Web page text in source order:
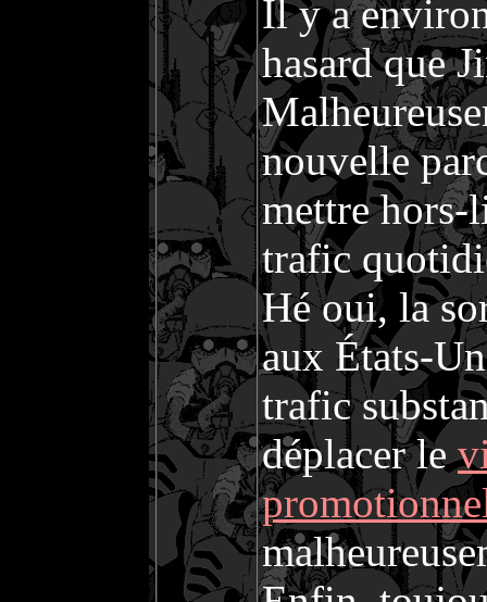
Il y a
hasard que
nouvelle
mettre hors-
trafic
Hé oui, la
aux États-
trafic
déplacer le